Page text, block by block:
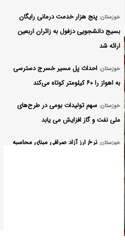
خوزستان: پنج هزار خدمت درمانی رایگان
بسیج دانشجویی دزفول به زائران اربعین
ارائه شد
خوزستان: احداث پل مسیر خسرج دسترسی
به اهواز را ۶۰ کیلومتر کوتاه می‌کند
خوزستان: سهم تولیدات بومی در طرح‌های
ملی نفت و گاز افزایش می یابد
خوزستان: نرخ ارز آزاد صرافی مبنای محاسبه